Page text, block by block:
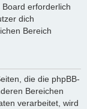
erforderlich
dich
Bereich
die die phpBB-
Bereichen
verarbeitet, wird